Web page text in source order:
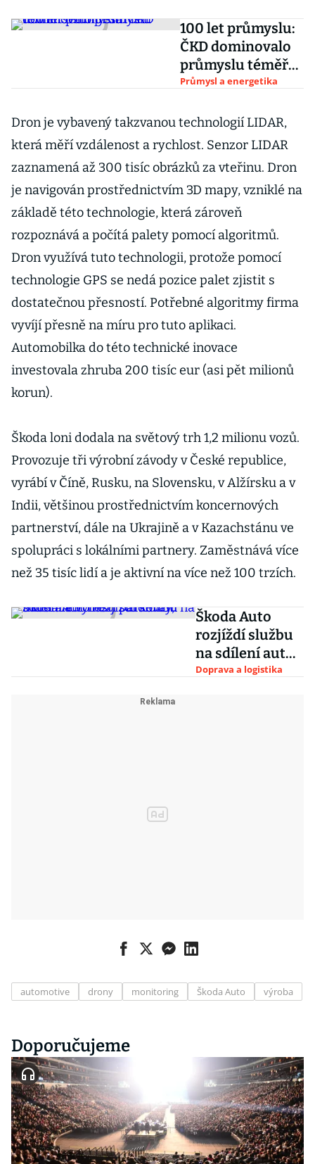
100 let průmyslu:
ČKD dominovalo
průmyslu téměř
sedmdesát let
Průmysl a energetika
Dron je vybavený takzvanou technologií LIDAR,
která měří vzdálenost a rychlost. Senzor LIDAR
zaznamená až 300 tisíc obrázků za vteřinu. Dron
je navigován prostřednictvím 3D mapy, vzniklé na
základě této technologie, která zároveň
rozpoznává a počítá palety pomocí algoritmů.
Dron využívá tuto technologii, protože pomocí
technologie GPS se nedá pozice palet zjistit s
dostatečnou přesností. Potřebné algoritmy firma
vyvíjí přesně na míru pro tuto aplikaci.
Automobilka do této technické inovace
investovala zhruba 200 tisíc eur (asi pět milionů
korun).
Škoda loni dodala na světový trh 1,2 milionu vozů.
Provozuje tři výrobní závody v České republice,
vyrábí v Číně, Rusku, na Slovensku, v Alžírsku a v
Indii, většinou prostřednictvím koncernových
partnerství, dále na Ukrajině a v Kazachstánu ve
spolupráci s lokálními partnery. Zaměstnává více
než 35 tisíc lidí a je aktivní na více než 100 trzích.
Škoda Auto
rozjíždí službu
na sdílení aut
mezi studenty,
Doprava a logistika
automotive drony monitoring Škoda Auto výroba
Doporučujeme